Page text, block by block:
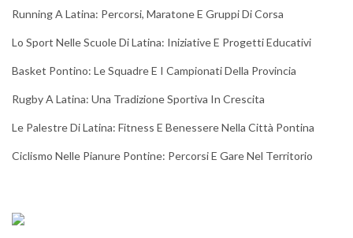
Running A Latina: Percorsi, Maratone E Gruppi Di Corsa
Lo Sport Nelle Scuole Di Latina: Iniziative E Progetti Educativi
Basket Pontino: Le Squadre E I Campionati Della Provincia
Rugby A Latina: Una Tradizione Sportiva In Crescita
Le Palestre Di Latina: Fitness E Benessere Nella Città Pontina
Ciclismo Nelle Pianure Pontine: Percorsi E Gare Nel Territorio